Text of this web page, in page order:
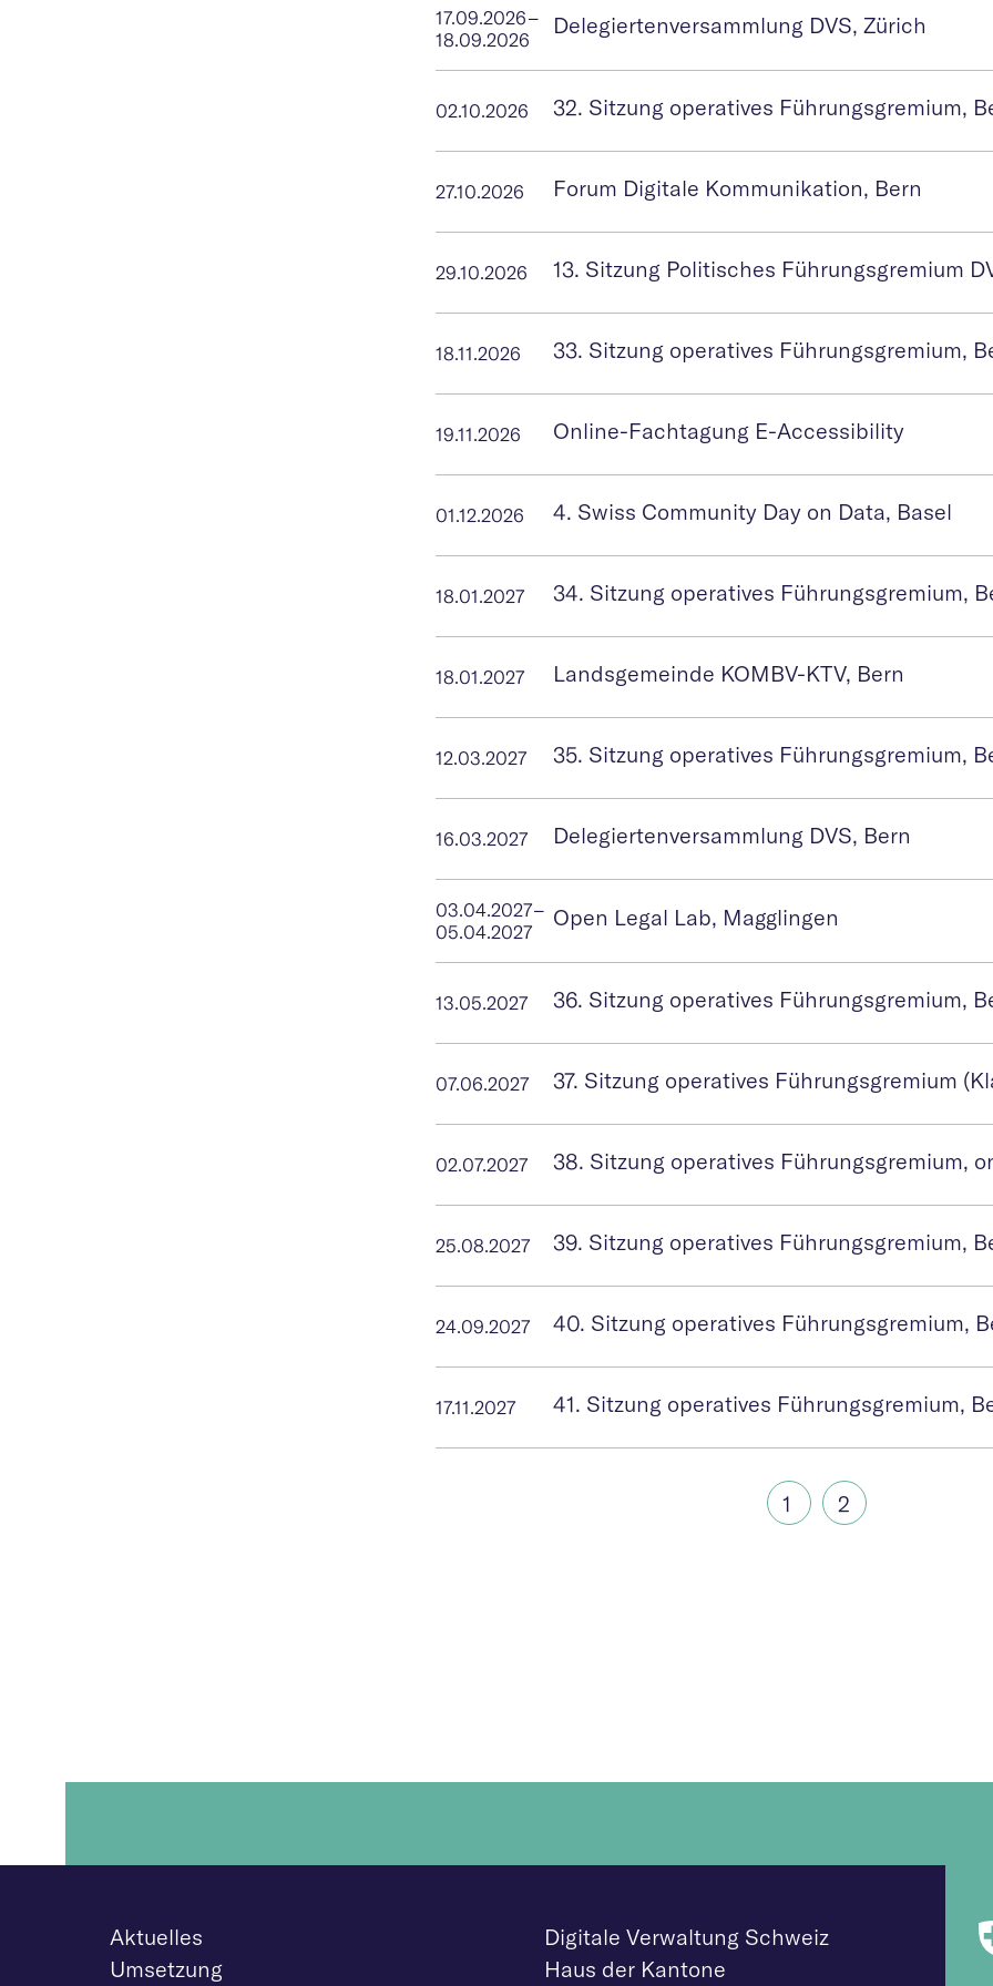
17.09.2026–
18.09.2026
Delegiertenversammlung DVS, Zürich
02.10.2026 32. Sitzung operatives Führungsgremium,
27.10.2026 Forum Digitale Kommunikation, Bern
29.10.2026 13. Sitzung Politisches Führungsgremium
18.11.2026 33. Sitzung operatives Führungsgremium,
19.11.2026 Online-Fachtagung E-Accessibility
01.12.2026 4. Swiss Community Day on Data, Basel
18.01.2027 34. Sitzung operatives Führungsgremium,
18.01.2027 Landsgemeinde KOMBV-KTV, Bern
12.03.2027 35. Sitzung operatives Führungsgremium,
16.03.2027 Delegiertenversammlung DVS, Bern
03.04.2027–
05.04.2027
Open Legal Lab, Magglingen
13.05.2027 36. Sitzung operatives Führungsgremium,
07.06.2027 37. Sitzung operatives Führungsgremium
02.07.2027 38. Sitzung operatives Führungsgremium,
25.08.2027 39. Sitzung operatives Führungsgremium,
24.09.2027 40. Sitzung operatives Führungsgremium,
17.11.2027 41. Sitzung operatives Führungsgremium,
1 (aktuell)
2
Aktuelles
Umsetzung
Digitale Verwaltung Schweiz
Haus der Kantone